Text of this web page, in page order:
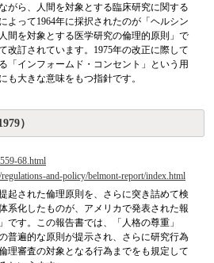
がら、人間を対象とする臨床研究に関する
よって1964年に採択されたのが「ヘルシン
間を対象とする医学研究の倫理的原則」で
改訂されています。1975年の改正に際して
「インフォームド・コンセント」という用
も大きな意味をもつ指針です。
）
68.html
and-policy/belmont-report/index.html
起された倫理原則を、さらに突き詰めて検
系化したものが、アメリカで発表された報
です。この報告書では、「人格の尊重」
普遍的な原則が提示され、さらに研究行為
理審査の対象となる行為までをも規定して